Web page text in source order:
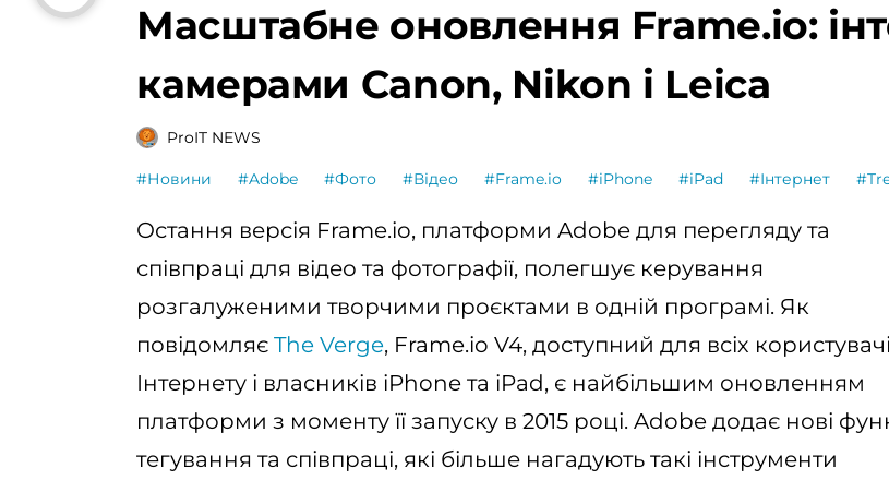
Масштабне оновлення Frame.io:
камерами Canon, Nikon і Leica
ProIT NEWS
#Новини #Adobe #Фото #Відео #Frame.io #iPhone #iPad #Інтернет
Остання версія Frame.io, платформи Adobe для перегляду та
співпраці для відео та фотографії, полегшує керування
розгалуженими творчими проєктами в одній програмі. Як
повідомляє The Verge, Frame.io V4, доступний для всіх
Інтернету і власників iPhone та iPad, є найбільшим оновленням
платформи з моменту її запуску в 2015 році. Adobe додає нові
тегування та співпраці, які більше нагадують такі інструменти